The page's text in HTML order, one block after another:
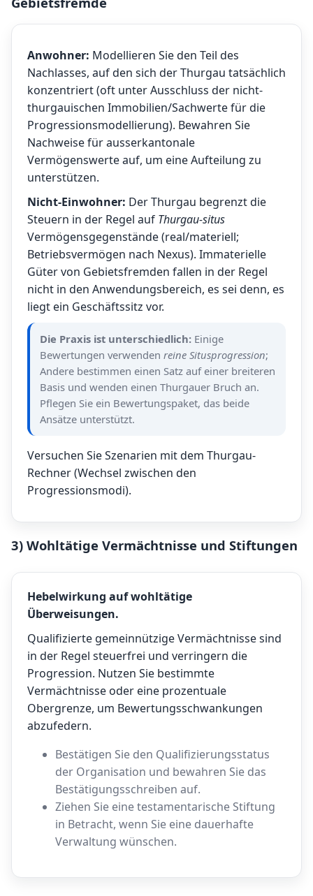
Anwohner: Modellieren Sie den Teil des
Nachlasses, auf den sich der Thurgau tatsächlich
konzentriert (oft unter Ausschluss der nicht-
thurgauischen Immobilien/Sachwerte für die
Progressionsmodellierung). Bewahren Sie
Nachweise für ausserkantonale
Vermögenswerte auf, um eine Aufteilung zu
unterstützen.
Nicht-Einwohner: Der Thurgau begrenzt die
Steuern in der Regel auf Thurgau-situs
Vermögensgegenstände (real/materiell;
Betriebsvermögen nach Nexus). Immaterielle
Güter von Gebietsfremden fallen in der Regel
nicht in den Anwendungsbereich, es sei denn, es
liegt ein Geschäftssitz vor.
Die Praxis ist unterschiedlich: Einige
Bewertungen verwenden reine Situsprogression;
Andere bestimmen einen Satz auf einer breiteren
Basis und wenden einen Thurgauer Bruch an.
Pflegen Sie ein Bewertungspaket, das beide
Ansätze unterstützt.
Versuchen Sie Szenarien mit dem Thurgau-
Rechner(Wechsel zwischen den
Progressionsmodi).
3) Wohltätige Vermächtnisse und Stiftungen
Hebelwirkung auf wohltätige
Überweisungen.
Qualifizierte gemeinnützige Vermächtnisse sind
in der Regel steuerfrei und verringern die
Progression. Nutzen Sie bestimmte
Vermächtnisse oder eine prozentuale
Obergrenze, um Bewertungsschwankungen
abzufedern.
Bestätigen Sie den Qualifizierungsstatus
der Organisation und bewahren Sie das
Bestätigungsschreiben auf.
Ziehen Sie eine testamentarische Stiftung
in Betracht, wenn Sie eine dauerhafte
Verwaltung wünschen.